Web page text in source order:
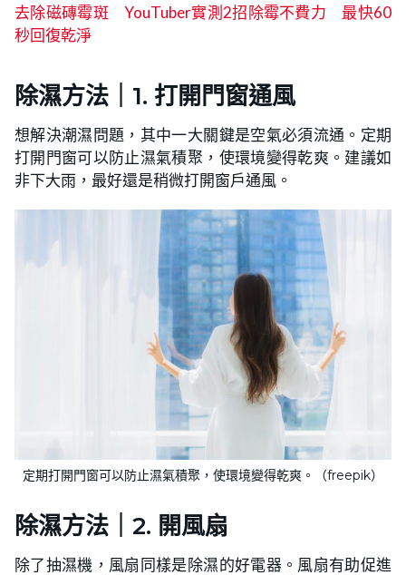
去除磁磚霉斑 YouTuber實測2招除霉不費力 最快60
秒回復乾淨
除濕方法｜1. 打開門窗通風
想解決潮濕問題，其中一大關鍵是空氣必須流通。定期
打開門窗可以防止濕氣積聚，使環境變得乾爽。建議如
非下大雨，最好還是稍微打開窗戶通風。
定期打開門窗可以防止濕氣積聚，使環境變得乾爽。（freepik）
除濕方法｜2. 開風扇
除了抽濕機，風扇同樣是除濕的好電器。風扇有助促進